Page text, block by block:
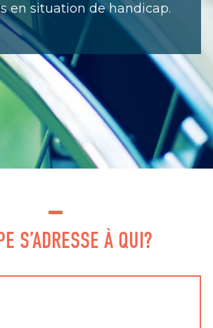
en situation de handicap.
S’ADRESSE À QUI?